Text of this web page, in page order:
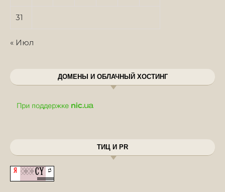
31
« Июл
ДОМЕНЫ И ОБЛАЧНЫЙ ХОСТИНГ
ТИЦ И PR